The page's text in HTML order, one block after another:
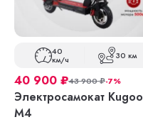
40
км/ч 30 км
40 900 ₽43 900₽-7%
Электросамокат Kugoo
M4